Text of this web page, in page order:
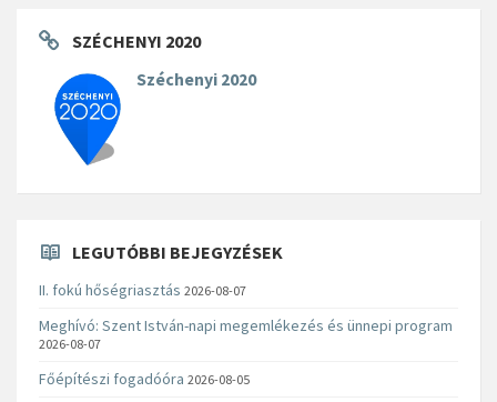
SZÉCHENYI 2020
Széchenyi 2020
LEGUTÓBBI BEJEGYZÉSEK
II. fokú hőségriasztás 2026-08-07
Meghívó: Szent István-napi megemlékezés és ünnepi program
2026-08-07
Főépítészi fogadóóra 2026-08-05